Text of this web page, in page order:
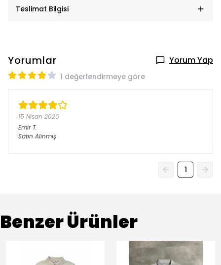
Teslimat Bilgisi
Yorumlar Yorum Yap
1 değerlendirmeye göre
15 Nisan 2026
Emir T.
Satın Alınmış
1
Benzer Ürünler